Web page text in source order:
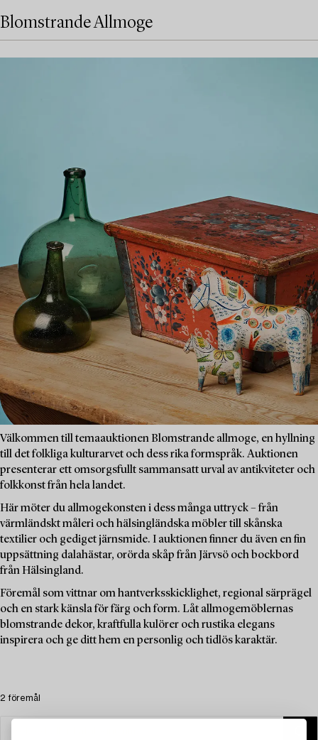
Blomstrande Allmoge
Välkommen till temaauktionen Blomstrande allmoge, en hyllning
till det folkliga kulturarvet och dess rika formspråk. Auktionen
presenterar ett omsorgsfullt sammansatt urval av antikviteter och
folkkonst från hela landet.
Här möter du allmogekonsten i dess många uttryck – från
värmländskt måleri och hälsingländska möbler till skånska
textilier och gediget järnsmide. I auktionen finner du även en fin
uppsättning dalahästar, orörda skåp från Järvsö och bockbord
från Hälsingland.
Föremål som vittnar om hantverksskicklighet, regional särprägel
och en stark känsla för färg och form. Låt allmogemöblernas
blomstrande dekor, kraftfulla kulörer och rustika elegans
inspirera och ge ditt hem en personlig och tidlös karaktär.
2 föremål